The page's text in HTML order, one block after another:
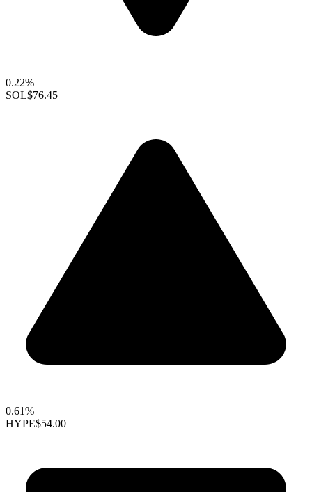
0.22%
SOL$76.45
0.61%
HYPE$54.00